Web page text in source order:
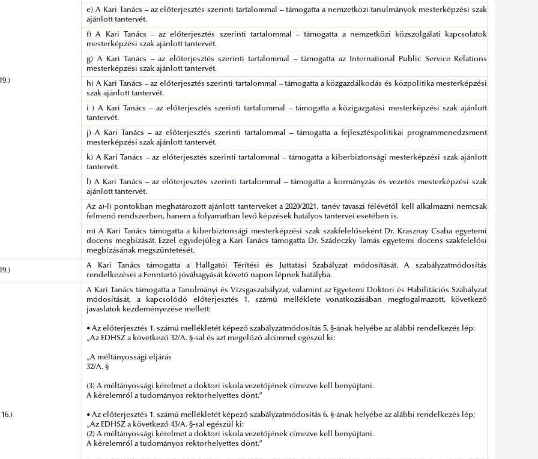
e) A Kari Tanács – az előterjesztés szerinti tartalommal – támogatta a nemzetközi tanulmányok mesterképzési szak
ajánlott tantervét.
f) A Kari Tanács – az előterjesztés szerinti tartalommal – támogatta a nemzetközi közszolgálati kapcsolatok
mesterképzési szak ajánlott tantervét.
g) A Kari Tanács – az előterjesztés szerinti tartalommal – támogatta az International Public Service Relations
mesterképzési szak ajánlott tantervét.
h) A Kari Tanács – az előterjesztés szerinti tartalommal – támogatta a közgazdálkodás és közpolitika mesterképzési
szak ajánlott tantervét.
i ) A Kari Tanács – az előterjesztés szerinti tartalommal – támogatta a közigazgatási mesterképzési szak ajánlott
tantervét.
j) A Kari Tanács – az előterjesztés szerinti tartalommal – támogatta a fejlesztéspolitikai programmenedzsment
mesterképzési szak ajánlott tantervét.
k) A Kari Tanács – az előterjesztés szerinti tartalommal – támogatta a kiberbiztonsági mesterképzési szak ajánlott
tantervét.
l) A Kari Tanács – az előterjesztés szerinti tartalommal – támogatta a kormányzás és vezetés mesterképzési szak
ajánlott tantervét.
Az a)-l) pontokban meghatározott ajánlott tanterveket a 2020/2021. tanév tavaszi félévétől kell alkalmazni nemcsak
felmenő rendszerben, hanem a folyamatban levő képzések hatályos tantervei esetében is.
m) A Kari Tanács támogatta a kiberbiztonsági mesterképzési szak szakfelelőseként Dr. Krasznay Csaba egyetemi
docens megbízását. Ezzel egyidejűleg a Kari Tanács támogatta Dr. Szádeczky Tamás egyetemi docens szakfelelősi
megbízásának megszüntetését.
A Kari Tanács támogatta a Hallgatói Térítési és Juttatási Szabályzat módosítását. A szabályzatmódosítás
rendelkezései a Fenntartó jóváhagyását követő napon lépnek hatályba.
A Kari Tanács támogatta a Tanulmányi és Vizsgaszabályzat, valamint az Egyetemi Doktori és Habilitációs Szabályzat
módosítását, a kapcsolódó előterjesztés 1. számú melléklete vonatkozásában megfogalmazott, következő
javaslatok kezdeményezése mellett:
• Az előterjesztés 1. számú mellékletét képező szabályzatmódosítás 5. §-ának helyébe az alábbi rendelkezés lép:
„Az EDHSZ a következő 32/A. §-sal és azt megelőző alcímmel egészül ki:
„A méltányossági eljárás
32/A. §
(3) A méltányossági kérelmet a doktori iskola vezetőjének címezve kell benyújtani.
A kérelemről a tudományos rektorhelyettes dönt.”
• Az előterjesztés 1. számú mellékletét képező szabályzatmódosítás 6. §-ának helyébe az alábbi rendelkezés lép:
„Az EDHSZ a következő 43/A. §-sal egészül ki:
(2) A méltányossági kérelmet a doktori iskola vezetőjének címezve kell benyújtani.
A kérelemről a tudományos rektorhelyettes dönt.”